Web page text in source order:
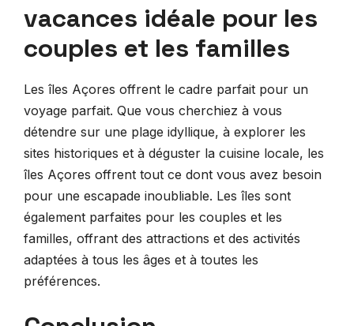
vacances idéale pour les
couples et les familles
Les îles Açores offrent le cadre parfait pour un
voyage parfait. Que vous cherchiez à vous
détendre sur une plage idyllique, à explorer les
sites historiques et à déguster la cuisine locale, les
îles Açores offrent tout ce dont vous avez besoin
pour une escapade inoubliable. Les îles sont
également parfaites pour les couples et les
familles, offrant des attractions et des activités
adaptées à tous les âges et à toutes les
préférences.